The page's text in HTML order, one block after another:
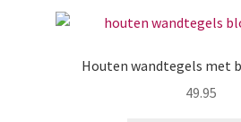
Houten wandtegels met
49.95